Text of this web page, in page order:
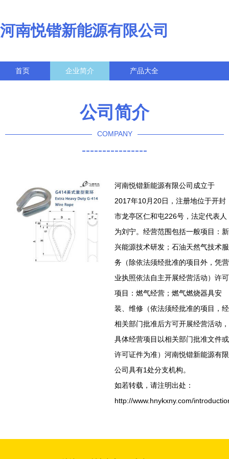
河南悦锴新能源有限公司
首页 企业简介 产品大全
公司简介
COMPANY
----------------
河南悦锴新能源有限公司成立于
2017年10月20日，注册地位于开封
市龙亭区仁和屯226号，法定代表人
为刘宁。经营范围包括一般项目：新
兴能源技术研发；石油天然气技术服
务（除依法须经批准的项目外，凭营
业执照依法自主开展经营活动）许可
项目：燃气经营；燃气燃烧器具安
装、维修（依法须经批准的项目，经
相关部门批准后方可开展经营活动，
具体经营项目以相关部门批准文件或
许可证件为准）河南悦锴新能源有限
公司具有1处分支机构。
如若转载，请注明出处：
http://www.hnykxny.com/